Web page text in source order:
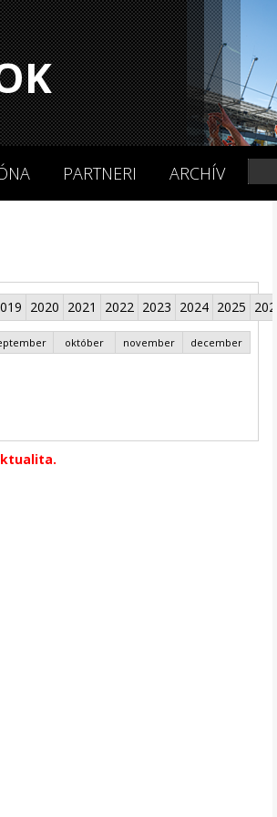
PARTNERI ARCHÍV
2020 2021 2022 2023 2024 2025 2026
október november december